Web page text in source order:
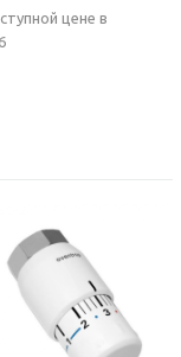
цене в